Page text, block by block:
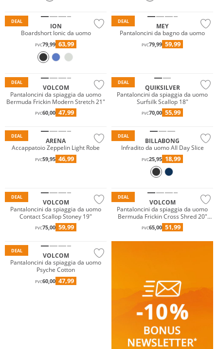
DEAL
ION
Boardshort Ionic da uomo
PVC79,99 63,99
DEAL
MEY
Pantaloncini da bagno da uomo
PVC79,99 59,99
DEAL
VOLCOM
Pantaloncini da spiaggia da uomo
Bermuda Frickin Modern Stretch 21"
PVC60,00 47,99
DEAL
QUIKSILVER
Pantaloncini da spiaggia da uomo
Surfsilk Scallop 18"
PVC70,00 55,99
DEAL
ARENA
Accappatoio Zeppelin Light Robe
PVC59,95 46,99
DEAL
BILLABONG
Infradito da uomo All Day Slice
PVC25,95 18,99
DEAL
VOLCOM
Pantaloncini da spiaggia da uomo
Contact Scallop Stoney 19"
PVC75,00 59,99
DEAL
VOLCOM
Pantaloncini da spiaggia da uomo
Bermuda Frickin Cross Shred 20"
Hybrid
PVC65,00 51,99
DEAL
VOLCOM
Pantaloncini da spiaggia da uomo
Psyche Cotton
PVC60,00 47,99